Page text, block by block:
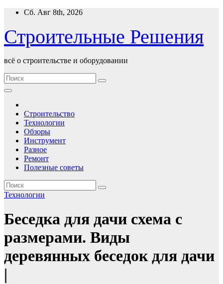
Перейти
содержимому
Сб. Авг 8th, 2026
Строительные Решения
всё о строительстве и оборудовании
Строительство
Технологии
Обзоры
Инструмент
Разное
Ремонт
Полезные советы
Технологии
Беседка для дачи схема с
размерами. Виды
деревянных беседок для дачи
|